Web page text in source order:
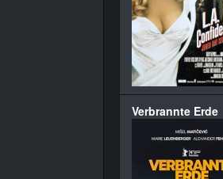
Verbrannte Erde